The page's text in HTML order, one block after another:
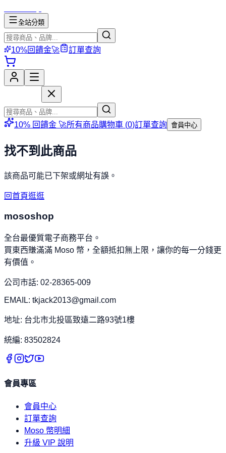
全站分類
10%回饋金🚀 訂單查詢
10% 回饋金 🚀所有商品購物車 (0)訂單查詢 會員中心
找不到此商品
該商品可能已下架或網址有誤。
回首頁逛逛
mososhop
全台最優質電子商務平台。
買東西賺滿滿 Moso 幣，全額抵扣無上限，讓你的每一分錢更
有價值。
公司市話: 02-28365-009
EMAIL: tkjack2013@gmail.com
地址: 台北市北投區致遠二路93號1樓
統編: 83502824
會員專區
會員中心
訂單查詢
Moso 幣明細
升級 VIP 說明